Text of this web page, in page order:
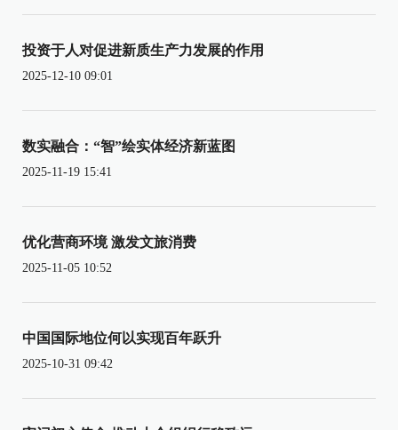
投资于人对促进新质生产力发展的作用
2025-12-10 09:01
数实融合：“智”绘实体经济新蓝图
2025-11-19 15:41
优化营商环境 激发文旅消费
2025-11-05 10:52
中国国际地位何以实现百年跃升
2025-10-31 09:42